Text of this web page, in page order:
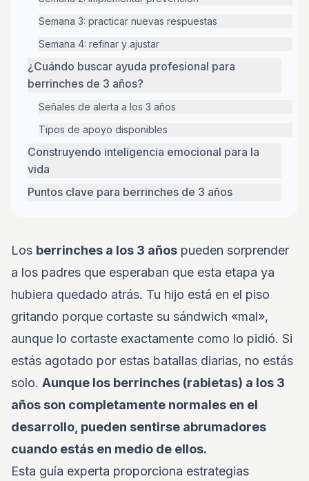
Semana 3: practicar nuevas respuestas
Semana 4: refinar y ajustar
¿Cuándo buscar ayuda profesional para
berrinches de 3 años?
Señales de alerta a los 3 años
Tipos de apoyo disponibles
Construyendo inteligencia emocional para la
vida
Puntos clave para berrinches de 3 años
Los berrinches a los 3 años pueden sorprender
a los padres que esperaban que esta etapa ya
hubiera quedado atrás. Tu hijo está en el piso
gritando porque cortaste su sándwich «mal»,
aunque lo cortaste exactamente como lo pidió. Si
estás agotado por estas batallas diarias, no estás
solo. Aunque los berrinches (rabietas) a los 3
años son completamente normales en el
desarrollo, pueden sentirse abrumadores
cuando estás en medio de ellos.
Esta guía experta proporciona estrategias